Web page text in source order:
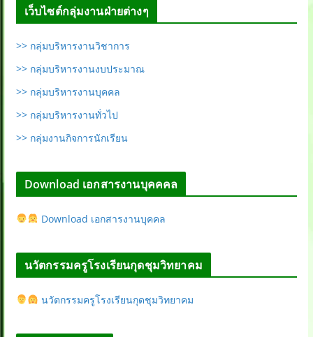
เว็บไซต์กลุ่มงานฝ่ายต่างๆ
>> กลุ่มบริหารงานวิชาการ
>> กลุ่มบริหารงานงบประมาณ
>> กลุ่มบริหารงานบุคคล
>> กลุ่มบริหารงานทั่วไป
>> กลุ่มงานกิจการนักเรียน
Download เอกสารงานบุคคคล
Download เอกสารงานบุคคล
นวัตกรรมครูโรงเรียนกุดชุมวิทยาคม
นวัตกรรมครูโรงเรียนกุดชุมวิทยาคม